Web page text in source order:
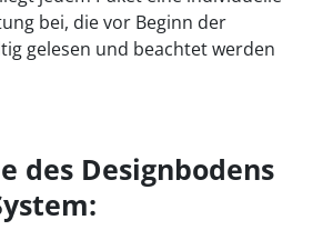
bei, die vor Beginn der
gelesen und beachtet werden
des Designbodens